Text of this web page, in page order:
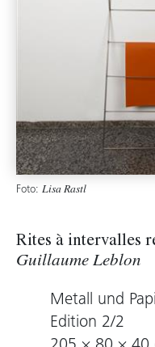
Foto: Lisa Rastl
Rites à intervalles
Guillaume Leblon
Metall und
Edition 2/2